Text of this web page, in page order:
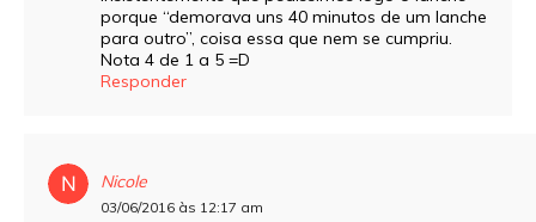
porque “demorava uns 40 minutos de um lanche
para outro”, coisa essa que nem se cumpriu.
Nota 4 de 1 a 5 =D
Responder
Nicole
03/06/2016 às 12:17 am